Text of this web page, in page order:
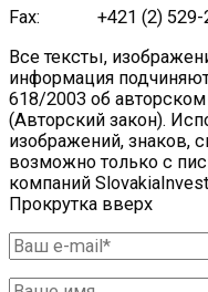
Fax: +421 (2) 529-
Все тексты,
информация
618/2003 об
(Авторский закон).
изображений, знаков,
возможно только с
компаний SlovakiaInvest
Прокрутка вверх